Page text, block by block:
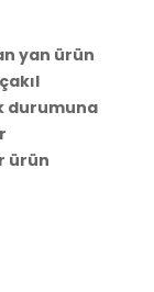
yan ürün
durumuna
ürün